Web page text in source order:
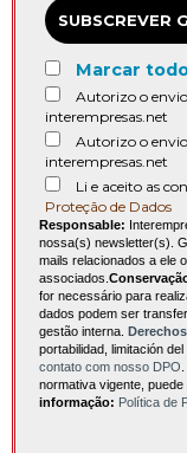
SUBSCREVER
Marcar
Autorizo o
interempresas.net
Autorizo o
interempresas.net
Li e aceito as
Proteção de Dados
Responsable:
nossa(s) newsletter(s).
mails relacionados a ele
associados.
for necessário para
dados podem ser
gestão interna.
portabilidad, limitación
contato com nosso DPO
normativa vigente,
informação: Política de